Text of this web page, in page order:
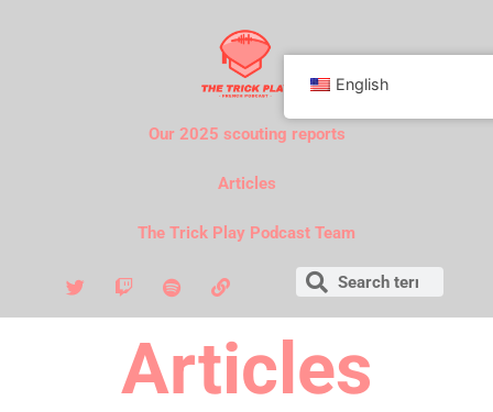
Our 2025 scouting reports
Articles
The Trick Play Podcast Team
Articles
English